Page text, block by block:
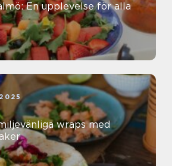
En upplevelse för alla
wraps med